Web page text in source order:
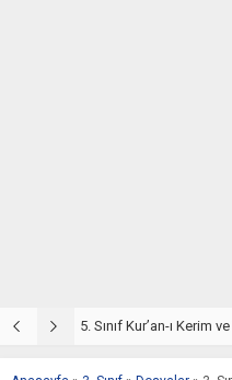
5. Sınıf Kur’an-ı Kerim